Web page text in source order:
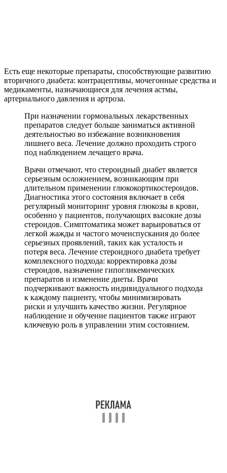
Есть еще некоторые препараты, способствующие развитию
вторичного диабета: контрацептивы, мочегонные средства и
медикаменты, назначающиеся для лечения астмы,
артериального давления и артроза.
При назначении гормональных лекарственных
препаратов следует больше заниматься активной
деятельностью во избежание возникновения
лишнего веса. Лечение должно проходить строго
под наблюдением лечащего врача.
Врачи отмечают, что стероидный диабет является
серьезным осложнением, возникающим при
длительном применении глюкокортикостероидов.
Диагностика этого состояния включает в себя
регулярный мониторинг уровня глюкозы в крови,
особенно у пациентов, получающих высокие дозы
стероидов. Симптоматика может варьироваться от
легкой жажды и частого мочеиспускания до более
серьезных проявлений, таких как усталость и
потеря веса. Лечение стероидного диабета требует
комплексного подхода: корректировка дозы
стероидов, назначение гипогликемических
препаратов и изменение диеты. Врачи
подчеркивают важность индивидуального подхода
к каждому пациенту, чтобы минимизировать
риски и улучшить качество жизни. Регулярное
наблюдение и обучение пациентов также играют
ключевую роль в управлении этим состоянием.